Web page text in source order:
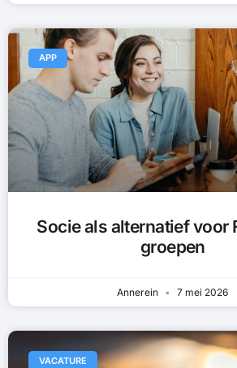
APP
Socie als alternatief voor
groepen
Annerein 7 mei 2026
VACATURE